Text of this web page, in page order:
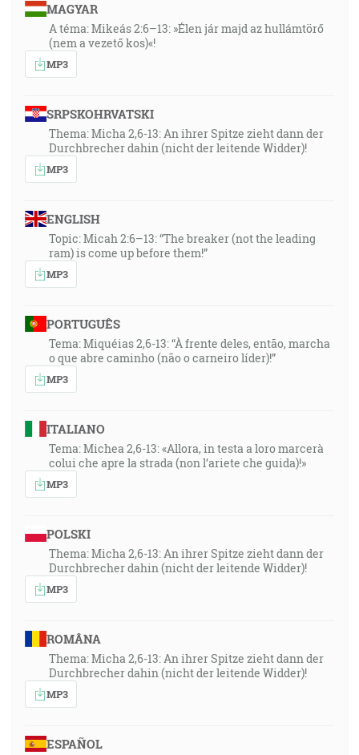
MAGYAR
A téma: Mikeás 2:6–13: »Élen jár majd az hullámtörő
(nem a vezető kos)«!
MP3
SRPSKOHRVATSKI
Thema: Micha 2,6-13: An ihrer Spitze zieht dann der
Durchbrecher dahin (nicht der leitende Widder)!
MP3
ENGLISH
Topic: Micah 2:6–13: “The breaker (not the leading
ram) is come up before them!”
MP3
PORTUGUÊS
Tema: Miquéias 2,6-13: “À frente deles, então, marcha
o que abre caminho (não o carneiro líder)!”
MP3
ITALIANO
Tema: Michea 2,6-13: «Allora, in testa a loro marcerà
colui che apre la strada (non l’ariete che guida)!»
MP3
POLSKI
Thema: Micha 2,6-13: An ihrer Spitze zieht dann der
Durchbrecher dahin (nicht der leitende Widder)!
MP3
ROMÂNA
Thema: Micha 2,6-13: An ihrer Spitze zieht dann der
Durchbrecher dahin (nicht der leitende Widder)!
MP3
ESPAÑOL